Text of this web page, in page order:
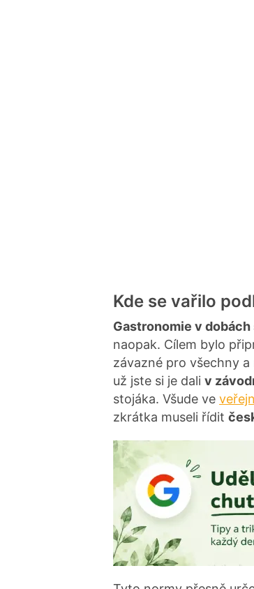
Kde se vařilo
Gastronomie v
naopak. Cílem bylo
závazné pro všechny
už jste si je dali v
stojáka. Všude ve
zkrátka museli řídit